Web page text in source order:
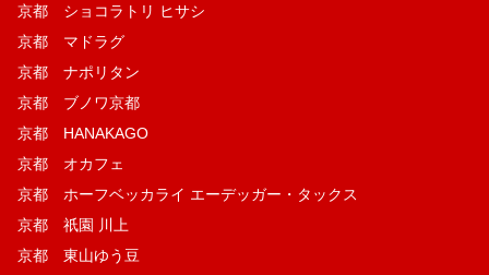
京都 ショコラトリ ヒサシ
京都 マドラグ
京都 ナポリタン
京都 ブノワ京都
京都 HANAKAGO
京都 オカフェ
京都 ホーフベッカライ エーデッガー・タックス
京都 祇園 川上
京都 東山ゆう豆